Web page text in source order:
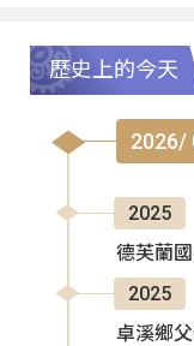
歷史上的今天
2026/
2025
德芙蘭
2025
卓溪鄉